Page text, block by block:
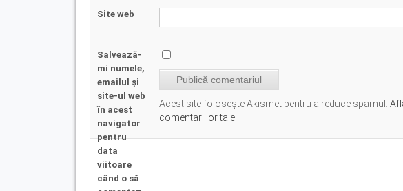
Site web
Salvează-
mi numele,
emailul și
site-ul web
în acest
navigator
pentru
data
viitoare
când o să
Acest site folosește Akismet pentru a reduce spamul.
comentariilor tale